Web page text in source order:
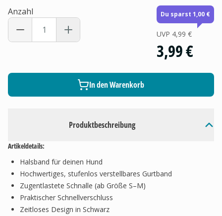
Produktbeschreibung
Artikeldetails:
Halsband für deinen Hund
Hochwertiges, stufenlos verstellbares Gurtband
Zugentlastete Schnalle (ab Größe S–M)
Praktischer Schnellverschluss
Zeitloses Design in Schwarz
Anzahl Du sparst 1,00 €
UVP 4,99 €
3,99 €
In den Warenkorb